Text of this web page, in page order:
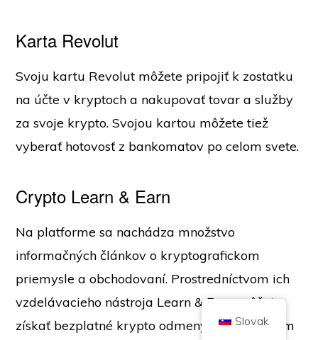
Karta Revolut
Svoju kartu Revolut môžete pripojiť k zostatku
na účte v kryptoch a nakupovať tovar a služby
za svoje krypto. Svojou kartou môžete tiež
vyberať hotovosť z bankomatov po celom svete.
Crypto Learn & Earn
Na platforme sa nachádza množstvo
informačných článkov o kryptografickom
priemysle a obchodovaní. Prostredníctvom ich
vzdelávacieho nástroja Learn & Earn môžete
získať bezplatné krypto odmeny absolvovaním
Kickoff
Číslo spoločnosti 10490224
Obsah má informačný charakter a nie je investičným poradenstvom. Minulá
výkonnosť nie je indikátorom budúcich výsledkov. Investovanie do
Kryptomeny nie sú regulované britským Úradom pre finančné správanie a
nepodliehajú ochrane v rámci britského systému odškodnenia finančných
kryptomeny je spojené s rizikom a kryptomena môže získať na hodnote,
prípadne stratiť časť hodnoty alebo celú hodnotu. Na zisky z predaja
kryptomien sa môže vzťahovať daň z kapitálových výnosov.
DOMOV O STRÁNKE ZÁSADY OCHRANY OSOBNÝCH ÚDAJOV KONTAKTUJTE NÁS
Slovak